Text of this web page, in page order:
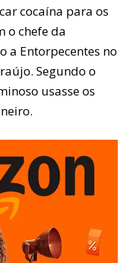
cocaína para os
o chefe da
a Entorpecentes no
Segundo o
usasse os